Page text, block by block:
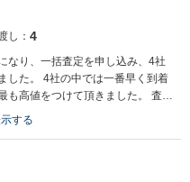
し： 4
なり、一括査定を申し込み、4社
した。 4社の中では一番早く到着
も高値をつけて頂きました。 査定
心にご説明頂いたことで担当者様
する